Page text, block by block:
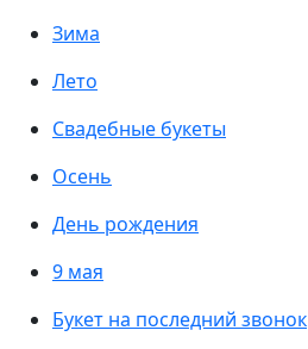
Зима
Лето
Свадебные букеты
Осень
День рождения
9 мая
Букет на последний звонок